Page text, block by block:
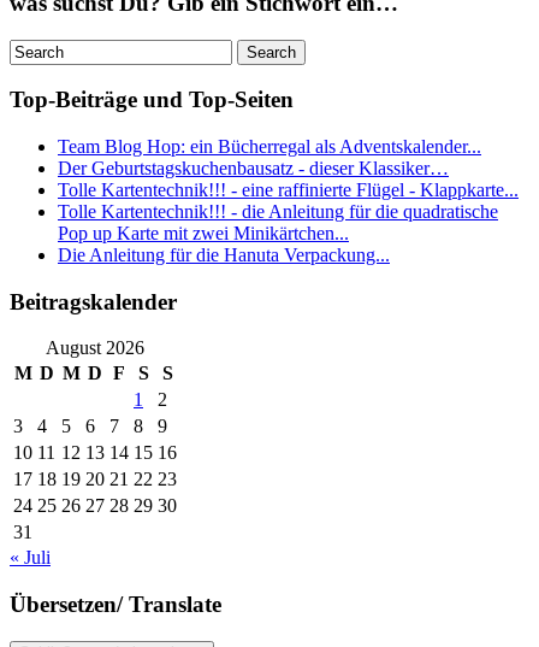
Top-Beiträge und Top-Seiten
Team Blog Hop: ein Bücherregal als Adventskalender...
Der Geburtstagskuchenbausatz - dieser Klassiker…
Tolle Kartentechnik!!! - eine raffinierte Flügel - Klappkarte...
Tolle Kartentechnik!!! - die Anleitung für die quadratische
Pop up Karte mit zwei Minikärtchen...
Die Anleitung für die Hanuta Verpackung...
Beitragskalender
August 2026
M D M D F S
S
1
2
3
4 5 6 7 8
9
10 11 12 13 14 15 16
17 18 19 20 21 22 23
24 25 26 27 28 29 30
31
« Juli
Übersetzen/ Translate